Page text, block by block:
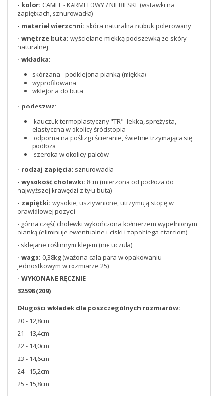
- kolor: CAMEL - KARMELOWY / NIEBIESKI (wstawki na
zapiętkach, sznurowadła)
- materiał wierzchni: skóra naturalna nubuk polerowany
- wnętrze buta: wyściełane miękką podszewką ze skóry
naturalnej
- wkładka:
skórzana - podklejona pianką (miękka)
wyprofilowana
wklejona do buta
- podeszwa:
kauczuk termoplastyczny "TR"- lekka, sprężysta,
elastyczna w okolicy śródstopia
odporna na poślizg i ścieranie, świetnie trzymająca się
podłoża
szeroka w okolicy palców
- rodzaj zapięcia: sznurowadła
- wysokość cholewki: 8cm (mierzona od podłoża do
najwyższej krawędzi z tyłu buta)
- zapiętki: wysokie, usztywnione, utrzymują stopę w
prawidłowej pozycji
- górna część cholewki wykończona kołnierzem wypełnionym
pianką (eliminuje ewentualne uciski i zapobiega otarciom)
- sklejane roślinnym klejem (nie uczula)
- waga: 0,38kg (ważona cała para w opakowaniu
jednostkowym w rozmiarze 25)
- WYKONANE RĘCZNIE
32598 (209)
Długości wkładek dla poszczególnych rozmiarów:
20 - 12,8cm
21 - 13,4cm
22 - 14,0cm
23 - 14,6cm
24 - 15,2cm
25 - 15,8cm